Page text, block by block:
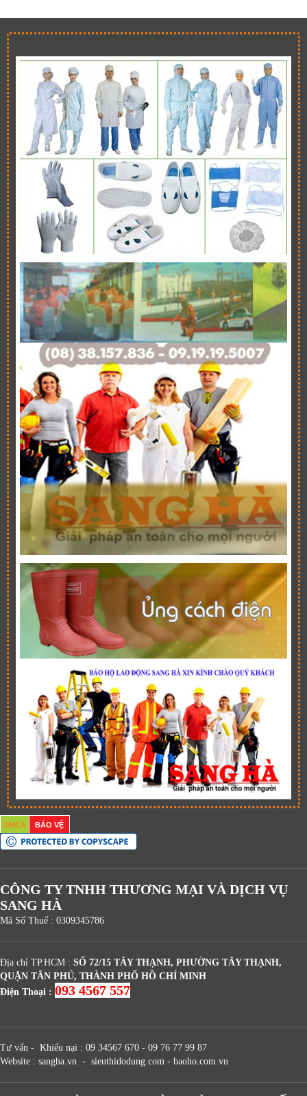
DMCA BẢO VỆ
CÔNG TY TNHH THƯƠNG MẠI VÀ DỊCH VỤ
SANG HÀ
Mã Số Thuế : 0309345786
Địa chỉ TP.HCM : SỐ 72/15 TÂY THẠNH, PHƯỜNG TÂY THẠNH,
QUẬN TÂN PHÚ, THÀNH PHỐ HỒ CHÍ MINH
Điện Thoại : 093 4567 557
Tư vấn - Khiếu nại : 09 34567 670 - 09 76 77 99 87
Website : sangha.vn - sieuthidodung.com - baoho.com.vn